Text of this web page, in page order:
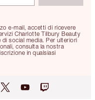
e-mail, accetti di ricevere
Charlotte Tilbury Beauty
social media. Per ulteriori
consulta la nostra
in qualsiasi